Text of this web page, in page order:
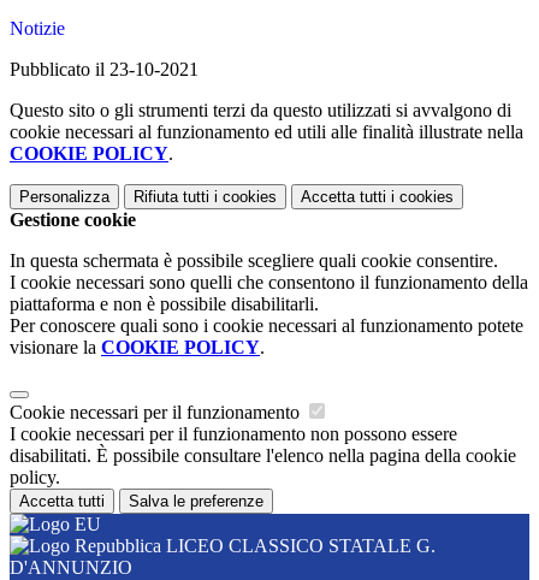
Notizie
Pubblicato il 23-10-2021
Questo sito o gli strumenti terzi da questo utilizzati si avvalgono di
cookie necessari al funzionamento ed utili alle finalità illustrate nella
COOKIE POLICY.
Personalizza Rifiuta tutti i cookies Accetta tutti i cookies
Gestione cookie
In questa schermata è possibile scegliere quali cookie consentire.
I cookie necessari sono quelli che consentono il funzionamento della
piattaforma e non è possibile disabilitarli.
Per conoscere quali sono i cookie necessari al funzionamento potete
visionare la COOKIE POLICY.
Cookie necessari per il funzionamento
I cookie necessari per il funzionamento non possono essere
disabilitati. È possibile consultare l'elenco nella pagina della cookie
policy.
Accetta tutti Salva le preferenze
LICEO CLASSICO STATALE G.
D'ANNUNZIO